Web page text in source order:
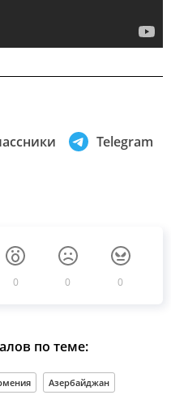
Telegram
0 0 0
по теме:
Азербайджан